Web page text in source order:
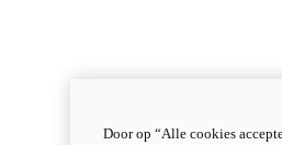
Door op “Alle cookies